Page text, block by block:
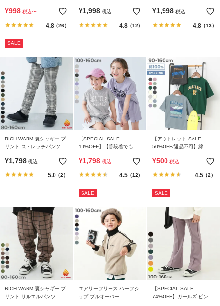
¥998 税込〜
4.8（26）
SALE
¥1,998 税込
4.8（12）
ャツ
¥1,998 税込
4.8（13）
RICH WARM 裏シャギー プ
リント ストレッチパンツ
¥1,798 税込
5.0（2）
【SPECIAL SALE
10%OFF】【普段着でもパ
半袖セットアップ
¥1,798 税込
4.5（12）
SALE
【アウトレット SALE
50%OFF/返品不可】綿
ット プリント半袖Tシャツ
¥500 税込
4.5（2）
SALE
RICH WARM 裏シャギー プ
リント サルエルパンツ
エアリーフリース ハーフジ
ップ プルオーバー
【SPECIAL SALE
74%OFF】ガールズ ピンタ